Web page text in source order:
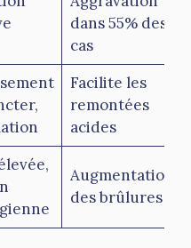
dans 55% des
cas
Facilite les
remontées
acides
Augmentation
des brûlures